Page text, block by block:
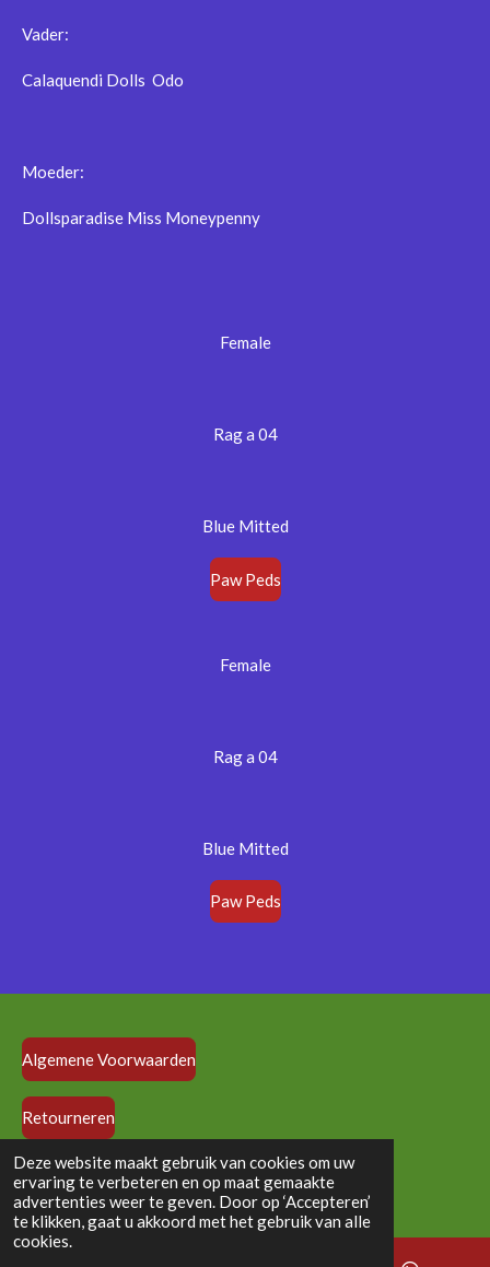
Deze website maakt gebruik van cookies om uw
ervaring te verbeteren en op maat gemaakte
advertenties weer te geven. Door op ‘Accepteren’
te klikken, gaat u akkoord met het gebruik van alle
cookies.
Vader:
Calaquendi Dolls Odo
Moeder:
Dollsparadise Miss Moneypenny
Female
Rag a 04
Blue Mitted
Paw Peds
Female
Rag a 04
Blue Mitted
Paw Peds
Algemene Voorwaarden
Retourneren
© 2024 - 2026 vloedlijndolls.nl
Powered byJouwWeb